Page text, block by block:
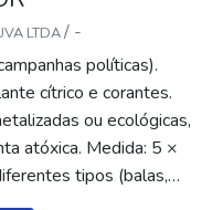
LTDA/ -
políticas).
cítrico e corantes.
ou ecológicas,
atóxica. Medida: 5 ×
tipos (balas,